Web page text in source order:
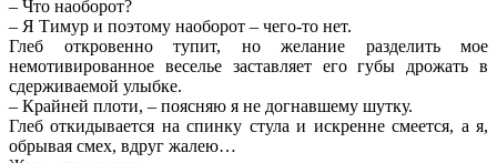
– Что наоборот?
– Я Тимур и поэтому наоборот – чего-то нет.
Глеб откровенно тупит, но желание разделить мое
немотивированное веселье заставляет его губы дрожать в
сдерживаемой улыбке.
– Крайней плоти, – поясняю я не догнавшему шутку.
Глеб откидывается на спинку стула и искренне смеется, а я,
обрывая смех, вдруг жалею…